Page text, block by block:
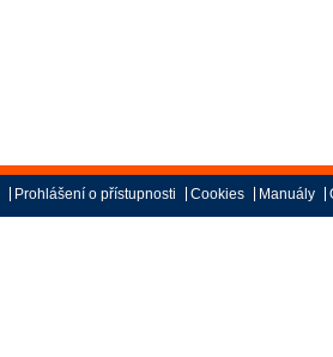
Prohlášení o přístupnosti Cookies Manuály